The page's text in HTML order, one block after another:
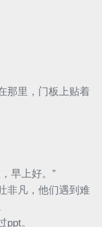
那里，门板上贴着
早上好。”
非凡，他们遇到难
。